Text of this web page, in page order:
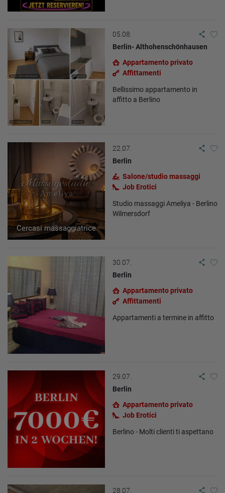
05.08.
Berlin- Althohenschönhausen
Appartamento privato
Affittamenti
Bellissimo appartamento in
affitto a Berlino
Cercasi massaggiatrice
22.07.
Berlin
Salone/studio massaggi
Job Erotici
Studio massaggi Ameliya - Berlino
Wilmersdorf
30.07.
Berlin
Appartamento privato
Affittamenti
Appartamenti a termine in affitto
29.07.
Berlin
Appartamento privato
Job Erotici
Berlino - Molti clienti ti aspettano
28.07.